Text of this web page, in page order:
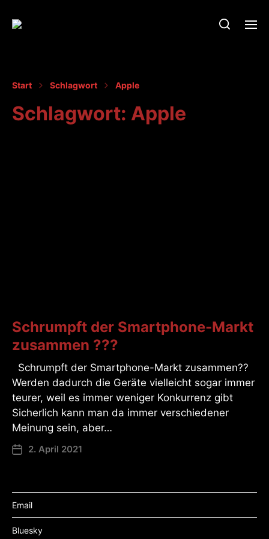
Start Schlagwort Apple
Schlagwort: Apple
Schrumpft der Smartphone-Markt
zusammen ???
Schrumpft der Smartphone-Markt zusammen??
Werden dadurch die Geräte vielleicht sogar immer
teurer, weil es immer weniger Konkurrenz gibt
Sicherlich kann man da immer verschiedener
Meinung sein, aber…
2. April 2021
Email
Bluesky